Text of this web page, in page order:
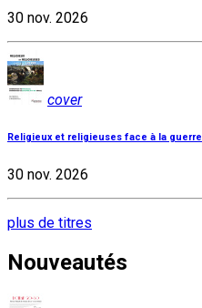
30 nov. 2026
cover
Religieux et religieuses face à la guerre
30 nov. 2026
plus de titres
Nouveautés